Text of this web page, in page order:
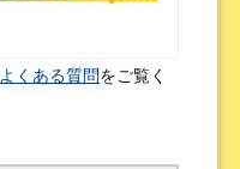
よくある質問をご覧く